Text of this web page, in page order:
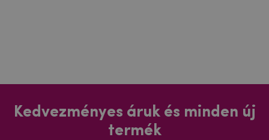
Kedvezményes áruk és minden új
termék